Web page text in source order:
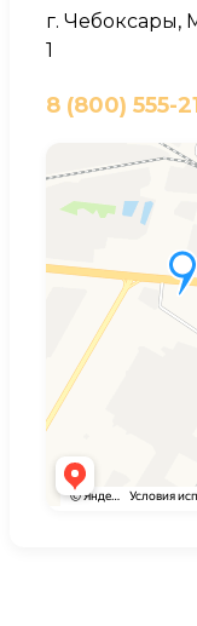
г. Чебоксары,
1
8 (800) 555-